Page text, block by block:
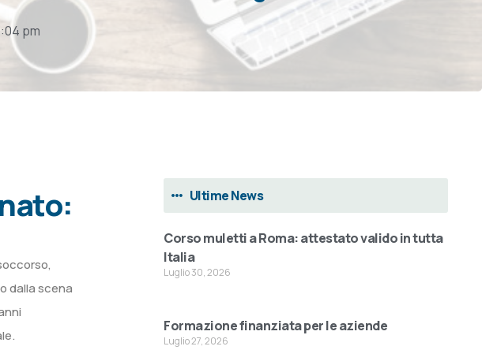
pm
dalla scena
Ultime News
Corso muletti a Roma: attestato valido in tutta
Italia
Luglio 30, 2026
Formazione finanziata per le aziende
Luglio 27, 2026